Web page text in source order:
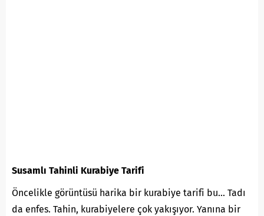
Susamlı Tahinli Kurabiye Tarifi
Öncelikle görüntüsü harika bir kurabiye tarifi bu… Tadı
da enfes. Tahin, kurabiyelere çok yakışıyor. Yanına bir